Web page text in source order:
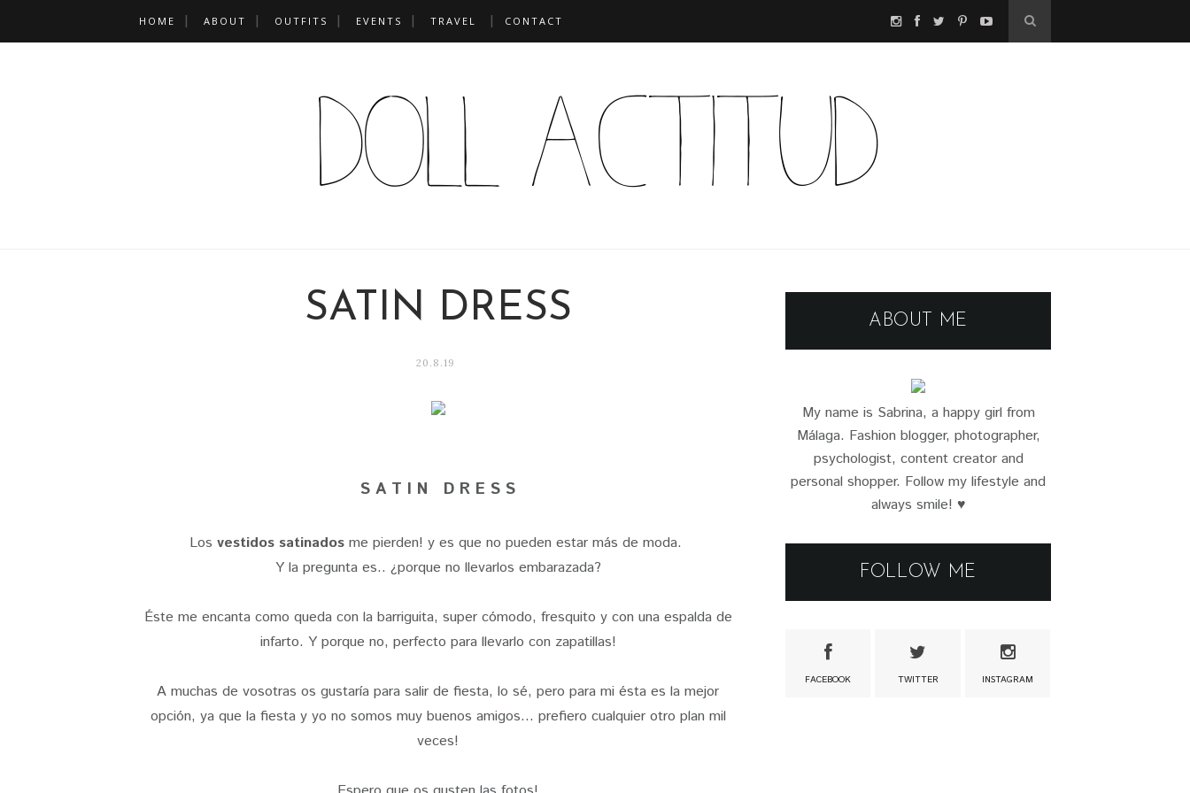
HOME ABOUT OUTFITS EVENTS TRAVEL CONTACT
SATIN DRESS
20.8.19
S A T I N D R E S S
Los vestidos satinados me pierden! y es que no pueden estar más de moda.
Y la pregunta es.. ¿porque no llevarlos embarazada?
Éste me encanta como queda con la barriguita, super cómodo, fresquito y con una espalda de
infarto. Y porque no, perfecto para llevarlo con zapatillas!
A muchas de vosotras os gustaría para salir de fiesta, lo sé, pero para mi ésta es la mejor
opción, ya que la fiesta y yo no somos muy buenos amigos... prefiero cualquier otro plan mil
veces!
ABOUT ME
My name is Sabrina, a happy girl from
Málaga. Fashion blogger, photographer,
psychologist, content creator and
personal shopper. Follow my lifestyle and
always smile! ♥
FOLLOW ME
FACEBOOK TWITTER INSTAGRAM